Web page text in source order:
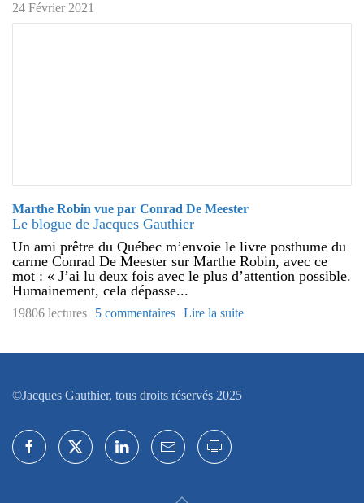
24 Février 2021
Marthe Robin vue par Conrad De Meester
Le blogue de Jacques Gauthier
Un ami prêtre du Québec m’envoie le livre posthume du
carme Conrad De Meester sur Marthe Robin, avec ce
mot : « J’ai lu deux fois avec le plus d’attention possible.
Humainement, cela dépasse...
19806 lectures 5 commentaires Lire la suite
©Jacques Gauthier, tous droits réservés 2025